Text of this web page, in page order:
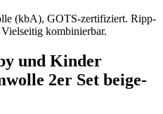
(kbA), GOTS-zertifiziert. Ripp-
kombinierbar.
und Kinder
2er Set beige-